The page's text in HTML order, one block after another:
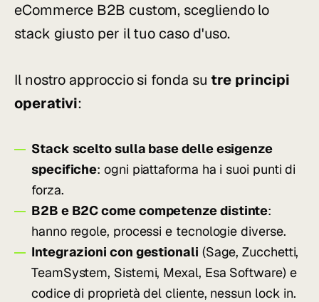
eCommerce B2B custom, scegliendo lo
stack giusto per il tuo caso d'uso.
Il nostro approccio si fonda sutre principi
operativi:
Stack scelto sulla base delle esigenze
specifiche: ogni piattaforma ha i suoi punti di
forza.
B2B e B2C come competenze distinte:
hanno regole, processi e tecnologie diverse.
Integrazioni con gestionali (Sage, Zucchetti,
TeamSystem, Sistemi, Mexal, Esa Software) e
codice di proprietà del cliente, nessun lock in.